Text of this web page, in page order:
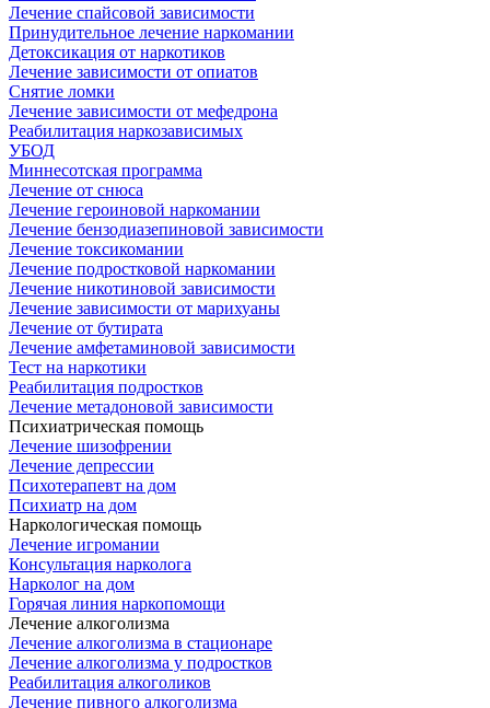
Лечение спайсовой зависимости
Принудительное лечение наркомании
Детоксикация от наркотиков
Лечение зависимости от опиатов
Снятие ломки
Лечение зависимости от мефедрона
Реабилитация наркозависимых
УБОД
Миннесотская программа
Лечение от снюса
Лечение героиновой наркомании
Лечение бензодиазепиновой зависимости
Лечение токсикомании
Лечение подростковой наркомании
Лечение никотиновой зависимости
Лечение зависимости от марихуаны
Лечение от бутирата
Лечение амфетаминовой зависимости
Тест на наркотики
Реабилитация подростков
Лечение метадоновой зависимости
Психиатрическая помощь
Лечение шизофрении
Лечение депрессии
Психотерапевт на дом
Психиатр на дом
Наркологическая помощь
Лечение игромании
Консультация нарколога
Нарколог на дом
Горячая линия наркопомощи
Лечение алкоголизма
Лечение алкоголизма в стационаре
Лечение алкоголизма у подростков
Реабилитация алкоголиков
Лечение пивного алкоголизма